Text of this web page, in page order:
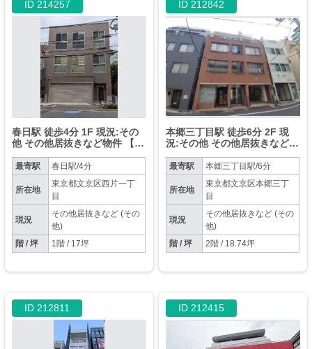
ID 214257
春日駅 徒歩4分 1F 現況:その
他 その他居抜きなど物件 【飲
最寄駅 春日駅/4分
所在地
東京都文京区西片一丁
目
現況
その他居抜きなど (その
他)
階 / 坪
1階 / 17坪
ID 212842
本郷三丁目駅 徒歩6分 2F 現
況:その他 その他居抜きなど物
最寄駅 本郷三丁目駅/6分
所在地
東京都文京区本郷三丁
目
現況
その他居抜きなど (その
他)
階 / 坪
2階 / 18.74坪
ID 212811 ID 212415